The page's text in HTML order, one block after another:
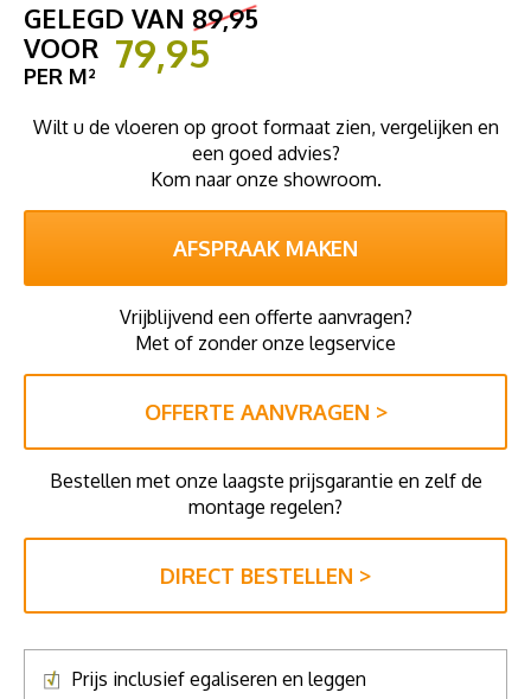
GELEGD VAN 89,95
VOOR 79,95
PER M²
Wilt u de vloeren op groot formaat zien, vergelijken en
een goed advies?
Kom naar onze showroom.
AFSPRAAK MAKEN
Vrijblijvend een offerte aanvragen?
Met of zonder onze legservice
OFFERTE AANVRAGEN >
Bestellen met onze laagste prijsgarantie en zelf de
montage regelen?
DIRECT BESTELLEN >
Prijs inclusief egaliseren en leggen